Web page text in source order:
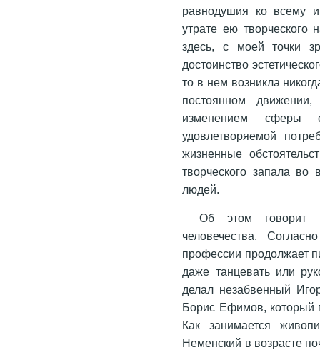
равнодушия ко всему и
утрате ею творческого
здесь, с моей точки
достоинство
то в нем возникла
постоянном
изменением сферы
удовлетворяемой
жизненные
творческого запала
людей.
Об этом говорит
человечества.
профессии продолжает
даже танцевать или
делал незабвенный
Борис Ефимов, который
Как занимается
Неменский в возрасте